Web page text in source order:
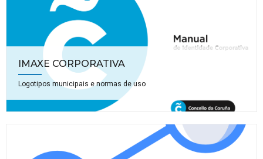
IMAXE CORPORATIVA
Logotipos municipais e normas de uso